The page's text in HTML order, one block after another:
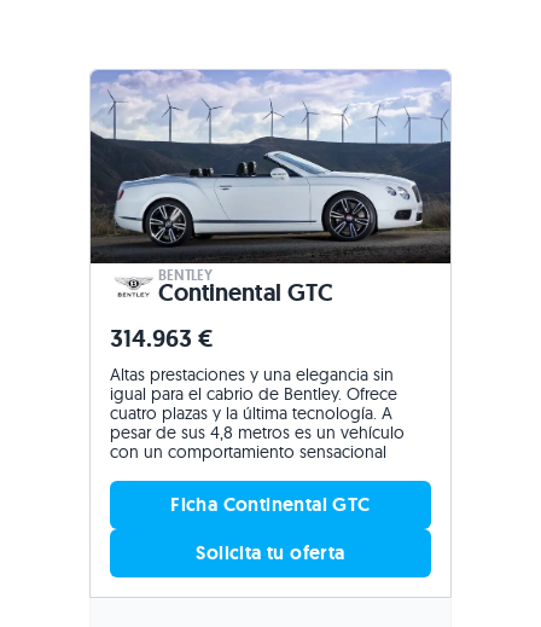
BENTLEY
Continental GTC
314.963 €
Altas prestaciones y una elegancia sin
igual para el cabrio de Bentley. Ofrece
cuatro plazas y la última tecnología. A
pesar de sus 4,8 metros es un vehículo
con un comportamiento sensacional
Ficha Continental GTC
Solicita tu oferta